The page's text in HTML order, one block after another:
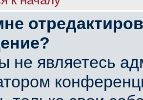
не являетесь